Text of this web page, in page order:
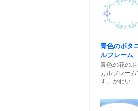
青色のボタ
ルフレーム
青色の花のボ
カルフレー
す。かわい...